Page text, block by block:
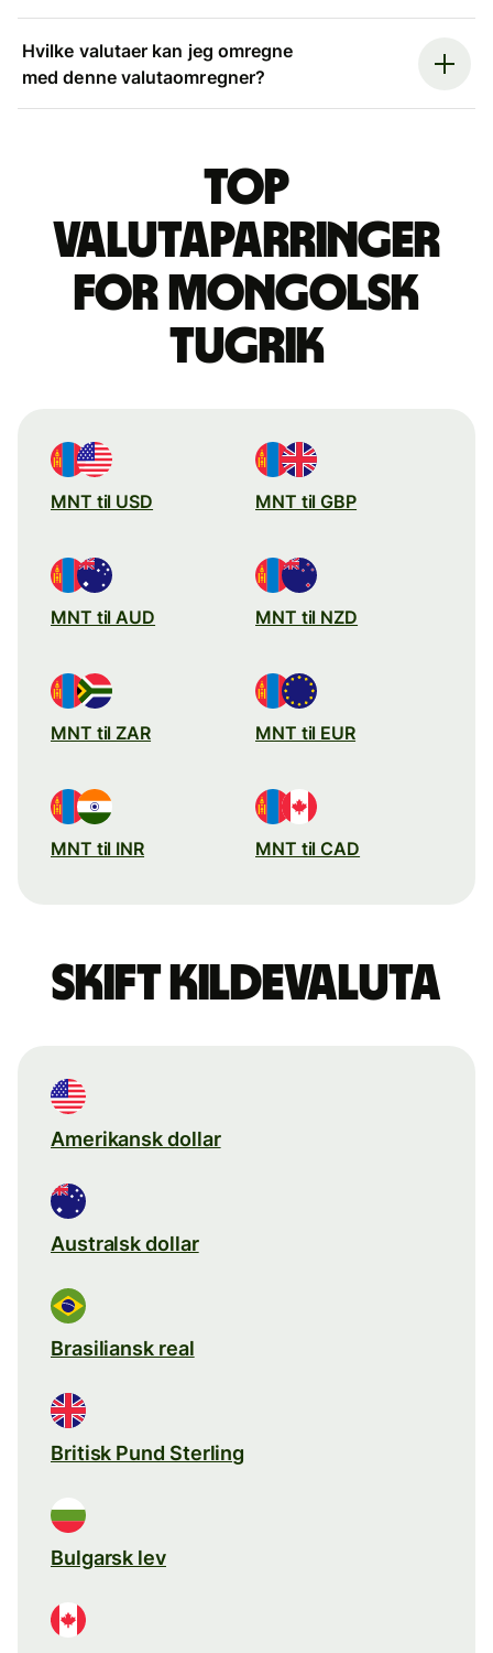
Hvilke valutaer kan jeg omregne
med denne valutaomregner?
Top
valutaparringer
for mongolsk
tugrik
MNT til USD MNT til GBP
MNT til AUD MNT til NZD
MNT til ZAR MNT til EUR
MNT til INR MNT til CAD
Skift kildevaluta
Amerikansk dollar
Australsk dollar
Brasiliansk real
Britisk Pund Sterling
Bulgarsk lev